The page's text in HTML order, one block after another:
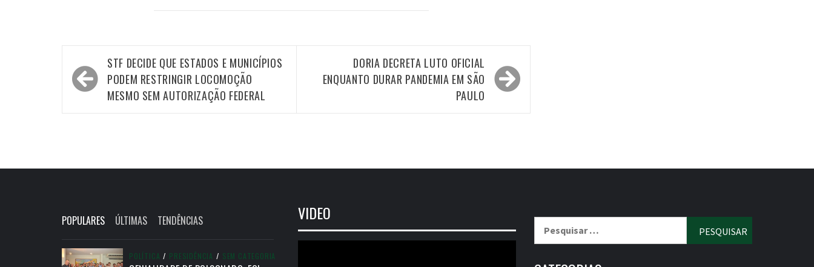
Navegação
de
Post
STF DECIDE QUE ESTADOS E MUNICÍPIOS
PODEM RESTRINGIR LOCOMOÇÃO
MESMO SEM AUTORIZAÇÃO FEDERAL
DORIA DECRETA LUTO OFICIAL
ENQUANTO DURAR PANDEMIA EM SÃO
PAULO
POPULARES ÚLTIMAS TENDÊNCIAS
POLÍTICA / PRESIDÊNCIA / SEM CATEGORIA
VIDEO